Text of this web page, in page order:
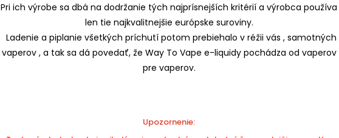
Pri ich výrobe sa dbá na dodržanie tých najprísnejších kritérií a výrobca používa
len tie najkvalitnejšie európske suroviny.
Ladenie a piplanie všetkých príchutí potom prebiehalo v réžii vás , samotných
vaperov , a tak sa dá povedať, že Way To Vape e-liquidy pochádza od vaperov
pre vaperov.
Upozornenie: